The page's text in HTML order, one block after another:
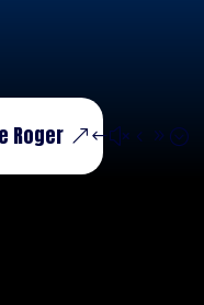
Roger